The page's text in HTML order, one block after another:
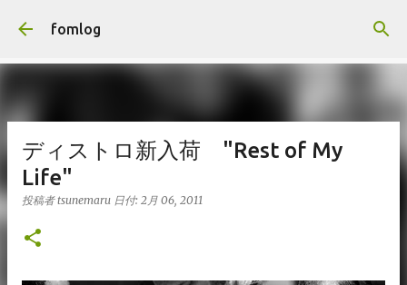
スキップしてメイン コンテンツに移動
fomlog
ディストロ新入荷 "Rest of My
Life"
投稿者tsunemaru 日付: 2月 06, 2011